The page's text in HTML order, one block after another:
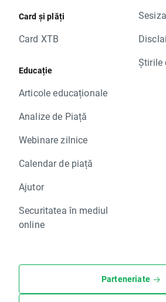
Card și plăți
Card XTB
Educație
Articole educaționale
Analize de Piață
Webinare zilnice
Calendar de piață
Ajutor
Securitatea în mediul
online
Știrile
Parteneriate